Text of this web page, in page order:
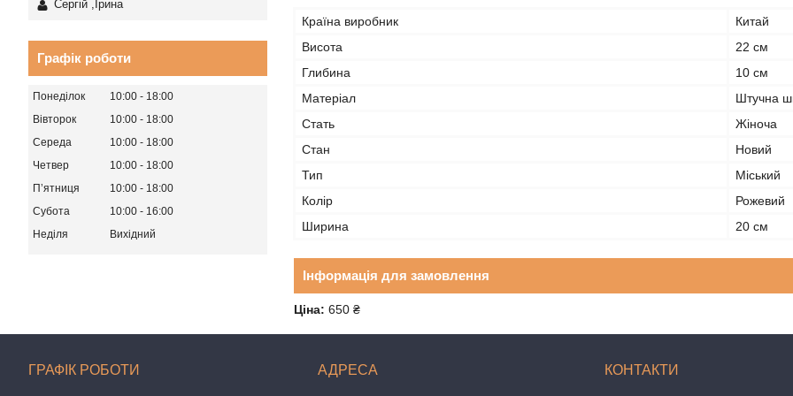
Країна виробник
Китай
Висота
22 см
Глибина
10 см
Матеріал
Штучна
Стать
Жіноча
Стан
Новий
Тип
Міський
Колір
Рожевий
Ширина
20 см
Інформація для замовлення
Ціна: 650 ₴
Сергій ,Ірина
Графік роботи
Понеділок 10:00
18:00
Вівторок
10:00
18:00
Середа
10:00
18:00
Четвер
10:00
18:00
Пʼятниця
10:00
18:00
Субота
10:00
16:00
Неділя
Вихідний
ГРАФІК РОБОТИ